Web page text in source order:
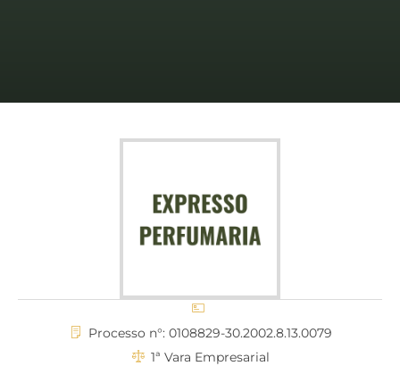
Processo n°: 0108829-30.2002.8.13.0079
1ª Vara Empresarial